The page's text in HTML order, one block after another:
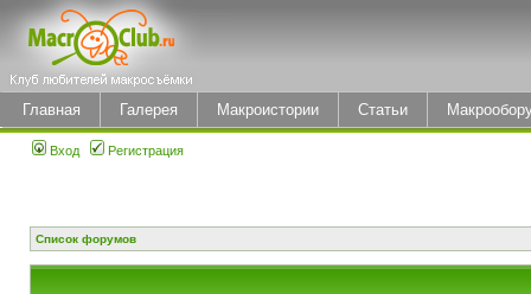
Главная Галерея Макроистории Статьи
Вход Регистрация
Список форумов